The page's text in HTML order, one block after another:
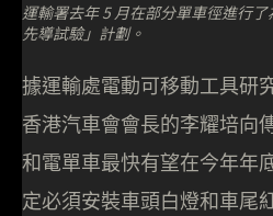
運輸署去年 5 月在部分單車徑進行
先導試驗」計劃。
據運輸處電動可移動工具研
香港汽車會會長的李耀培向
和電單車最快有望在今年年
定必須安裝車頭白燈和車尾